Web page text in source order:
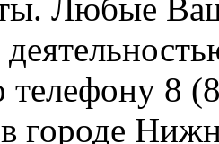
Любые
телефону 8
городе